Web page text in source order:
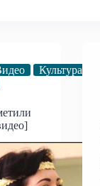
Евреи
Народы
Культура